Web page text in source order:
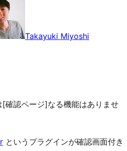
Takayuki Miyoshi
認ページ]なる機能はありませ
というプラグインが確認画面付き